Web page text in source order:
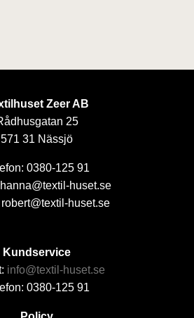
Zeer AB
25
571 31 Nässjö
0380-125 91
huset.se
robert@textil-huset.se
Kundservice
info@textil-huset.se
0380-125 91